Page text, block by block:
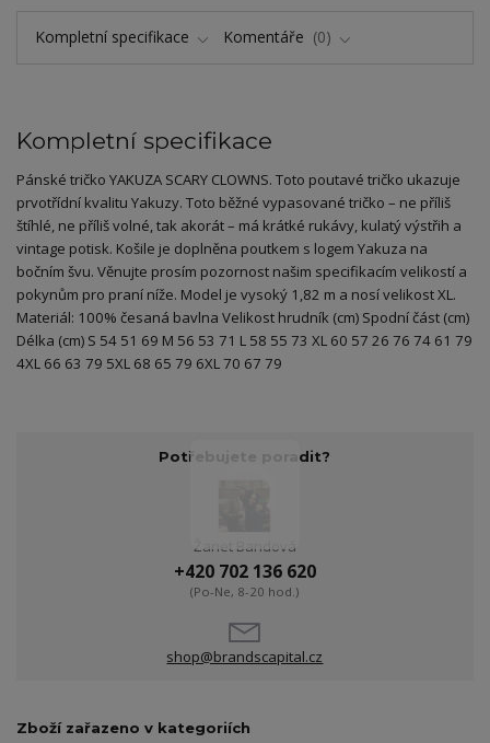
Kompletní specifikace Komentáře 0
Kompletní specifikace
Pánské tričko YAKUZA SCARY CLOWNS. Toto poutavé tričko ukazuje
prvotřídní kvalitu Yakuzy. Toto běžné vypasované tričko – ne příliš
štíhlé, ne příliš volné, tak akorát – má krátké rukávy, kulatý výstřih a
vintage potisk. Košile je doplněna poutkem s logem Yakuza na
bočním švu. Věnujte prosím pozornost našim specifikacím velikostí a
pokynům pro praní níže. Model je vysoký 1,82 m a nosí velikost XL.
Materiál: 100% česaná bavlna Velikost hrudník (cm) Spodní část (cm)
Délka (cm) S 54 51 69 M 56 53 71 L 58 55 73 XL 60 57 26 76 74 61 79
4XL 66 63 79 5XL 68 65 79 6XL 70 67 79
Potřebujete poradit?
Žanet Bandová
+420 702 136 620
(Po-Ne, 8-20 hod.)
shop@brandscapital.cz
Zboží zařazeno v kategoriích